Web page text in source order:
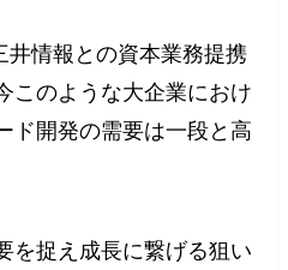
井情報との資本業務提携
このような大企業におけ
ド開発の需要は一段と高
を捉え成長に繋げる狙い